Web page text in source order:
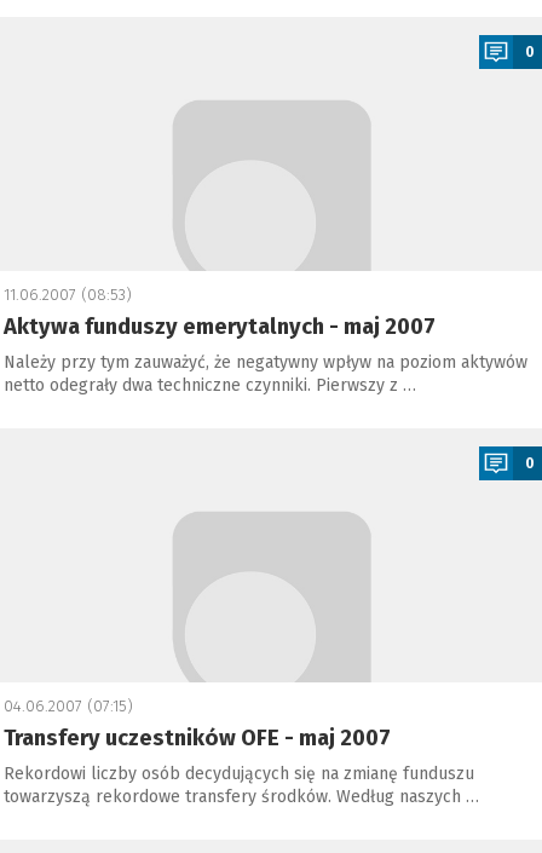
0
11.06.2007 (08:53)
Aktywa funduszy emerytalnych - maj 2007
Należy przy tym zauważyć, że negatywny wpływ na poziom aktywów
netto odegrały dwa techniczne czynniki. Pierwszy z …
0
04.06.2007 (07:15)
Transfery uczestników OFE - maj 2007
Rekordowi liczby osób decydujących się na zmianę funduszu
towarzyszą rekordowe transfery środków. Według naszych …